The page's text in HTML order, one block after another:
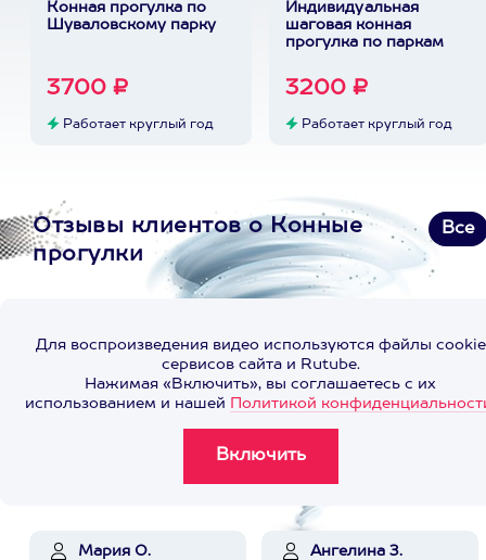
Конная прогулка по
Шуваловскому парку
3700 ₽
Работает круглый год
Индивидуальная
шаговая конная
прогулка по паркам
3200 ₽
Работает круглый год
Отзывы клиентов о Конные
прогулки
Все
Для воспроизведения видео используются файлы cookie
сервисов сайта и Rutube.
Нажимая «Включить», вы соглашаетесь с их
использованием и нашей Политикой
Мария О. Ангелина З.